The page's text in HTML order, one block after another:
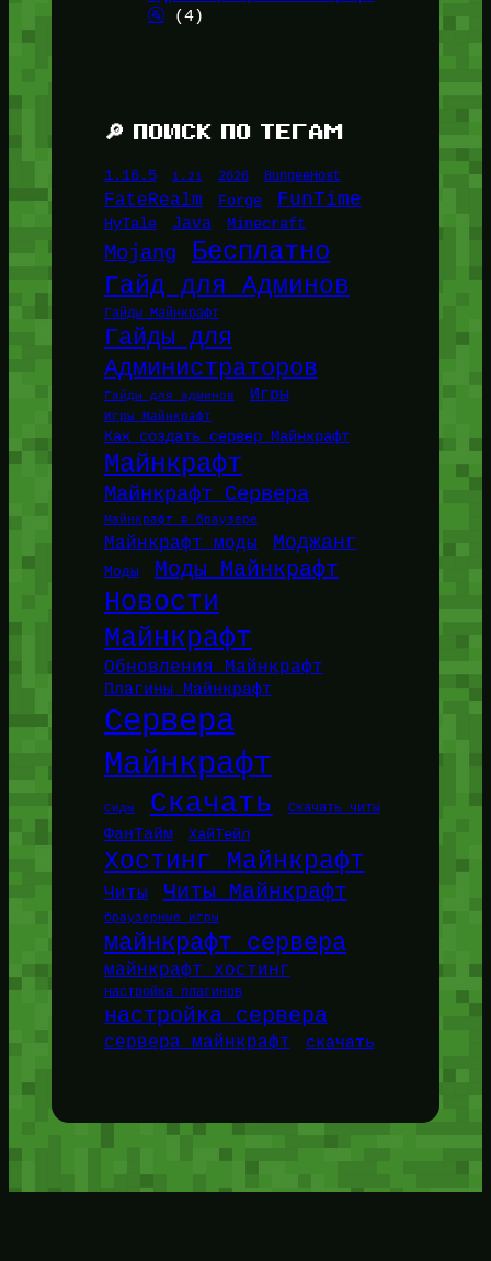
🚰(4)
🔎 ПОИСК ПО ТЕГАМ
1.16.5 1.21 2026 BungeeHost
FateRealm Forge FunTime
HyTale Java Minecraft
Mojang Бесплатно
Гайд для Админов
Гайды Майнкрафт
Гайды для
Администраторов
Гайды для админов Игры
Игры Майнкрафт
Как создать сервер Майнкрафт
Майнкрафт
Майнкрафт Сервера
Майнкрафт в браузере
Майнкрафт моды Моджанг
Моды Моды Майнкрафт
Новости
Майнкрафт
Обновления Майнкрафт
Плагины Майнкрафт
Сервера
Майнкрафт
Сиды Скачать Скачать читы
ФанТайм ХайТейл
Хостинг Майнкрафт
Читы Читы Майнкрафт
браузерные игры
майнкрафт сервера
майнкрафт хостинг
настройка плагинов
настройка сервера
сервера майнкрафт скачать